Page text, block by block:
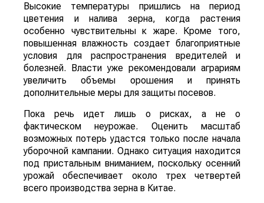
Высокие температуры пришлись на период
цветения и налива зерна, когда растения
особенно чувствительны к жаре. Кроме того,
повышенная влажность создает благоприятные
условия для распространения вредителей и
болезней. Власти уже рекомендовали аграриям
увеличить объемы орошения и принять
дополнительные меры для защиты посевов.
Пока речь идет лишь о рисках, а не о
фактическом неурожае. Оценить масштаб
возможных потерь удастся только после начала
уборочной кампании. Однако ситуация находится
под пристальным вниманием, поскольку осенний
урожай обеспечивает около трех четвертей
всего производства зерна в Китае.